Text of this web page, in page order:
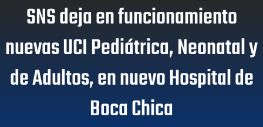
SNS deja en funcionamiento
nuevas UCI Pediátrica, Neonatal y
de Adultos, en nuevo Hospital de
Boca Chica